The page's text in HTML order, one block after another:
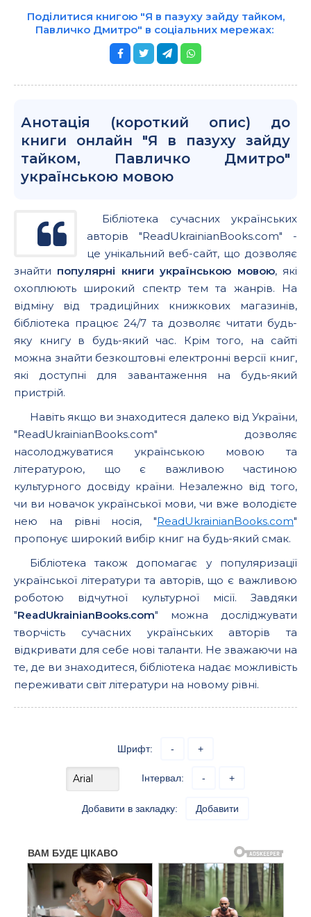
Поділитися книгою "Я в пазуху зайду тайком,
Павличко Дмитро" в соціальних мережах:
Анотація (короткий опис) до
книги онлайн "Я в пазуху зайду
тайком, Павличко Дмитро"
українською мовою
Бібліотека сучасних українських
авторів "ReadUkrainianBooks.com" -
це унікальний веб-сайт, що дозволяє
знайти популярні книги українською мовою, які
охоплюють широкий спектр тем та жанрів. На
відміну від традиційних книжкових магазинів,
бібліотека працює 24/7 та дозволяє читати будь-
яку книгу в будь-який час. Крім того, на сайті
можна знайти безкоштовні електронні версії книг,
які доступні для завантаження на будь-який
пристрій.
Навіть якщо ви знаходитеся далеко від України,
"ReadUkrainianBooks.com" дозволяє
насолоджуватися українською мовою та
літературою, що є важливою частиною
культурного досвіду країни. Незалежно від того,
чи ви новачок української мови, чи вже володієте
нею на рівні носія, "ReadUkrainianBooks.com"
пропонує широкий вибір книг на будь-який смак.
Бібліотека також допомагає у популяризації
української літератури та авторів, що є важливою
роботою відчутної культурної місії. Завдяки
"ReadUkrainianBooks.com" можна досліджувати
творчість сучасних українських авторів та
відкривати для себе нові таланти. Не зважаючи на
те, де ви знаходитеся, бібліотека надає можливість
переживати світ літератури на новому рівні.
Шрифт: - +
Інтервал: - +
Добавити в закладку: Добавити